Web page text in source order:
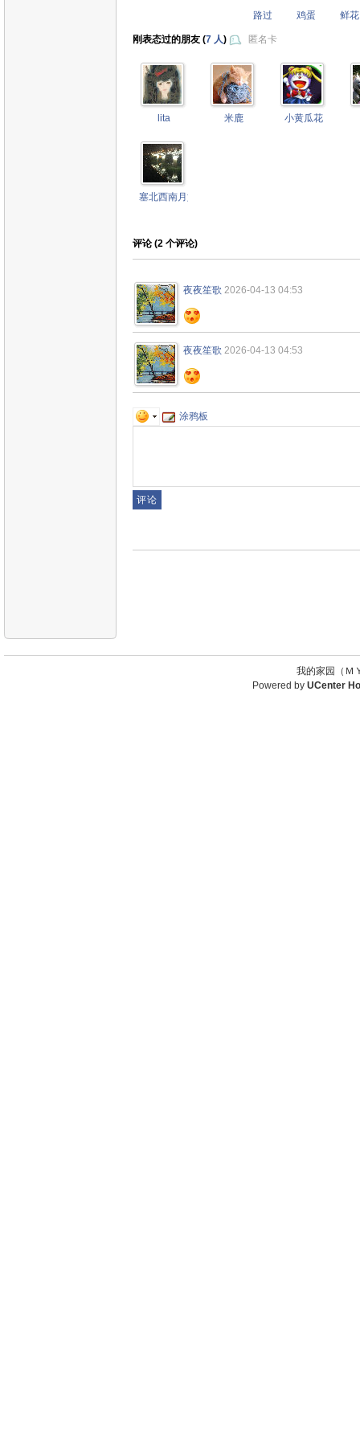
路过 鸡蛋 鲜花
刚表态过的朋友 (7 人) 匿名卡
lita 米鹿 小黄瓜花
塞北西南月如霜
评论 (2 个评论)
夜夜笙歌 2026-04-13 04:53
夜夜笙歌 2026-04-13 04:53
涂鸦板
我的家园（
Powered by UCenter